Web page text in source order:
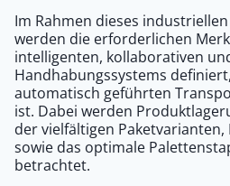
Im Rahmen dieses
werden die erforderlichen
intelligenten, kollaborativen
Handhabungssystems
automatisch geführten
ist. Dabei werden
der vielfältigen
sowie das optimale
betrachtet.